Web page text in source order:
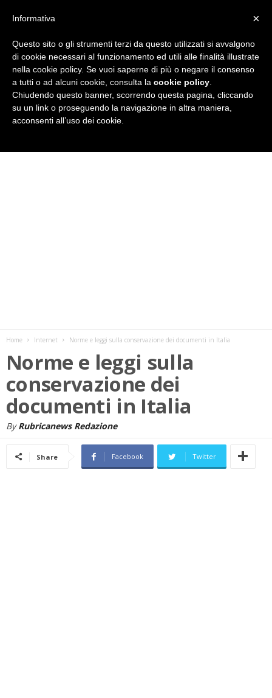
i
Home Internet Norme e leggi sulla conservazione dei documenti in Italia
Norme e leggi sulla
conservazione dei
documenti in Italia
By Rubricanews Redazione
Share Facebook Twitter
×
Informativa
Questo sito o gli strumenti terzi da questo utilizzati si avvalgono
di cookie necessari al funzionamento ed utili alle finalità illustrate
nella cookie policy. Se vuoi saperne di più o negare il consenso
a tutti o ad alcuni cookie, consulta la cookie policy
Chiudendo questo banner, scorrendo questa pagina, cliccando
su un link o proseguendo la navigazione in altra maniera,
acconsenti all’uso dei cookie.